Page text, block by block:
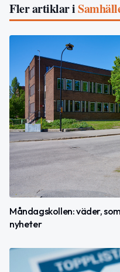
Fler artiklar i
Måndagskollen: väder,
nyheter